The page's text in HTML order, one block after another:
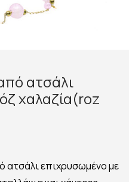
ατσάλι
χαλαζία(roz
ατσάλι επιχρυσωμένο με